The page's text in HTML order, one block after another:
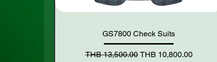
GS7800 Check Suits
通常価格
THB 13,500.00 セール価格
THB 10,800.00